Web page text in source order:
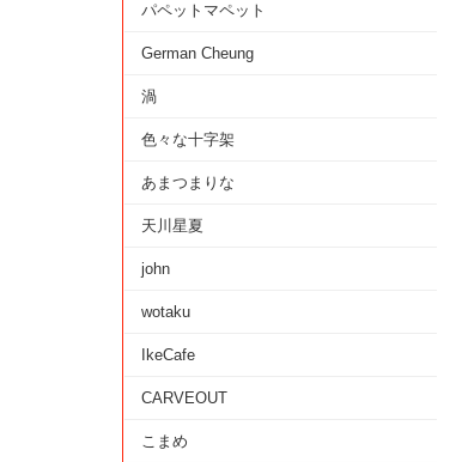
パペットマペット
German Cheung
渦
色々な十字架
あまつまりな
天川星夏
john
wotaku
IkeCafe
CARVEOUT
こまめ